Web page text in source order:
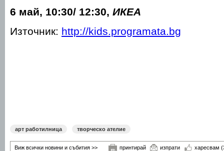
6 май, 10:30/ 12:30, ИКЕА
Източник: http://kids.programata.bg
арт работилница творческо ателие
Виж всички новини и събития >> принтирай изпрати харесвам